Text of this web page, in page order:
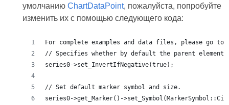
умолчанию ChartDataPoint, пожалуйста, попробуйте
изменить их с помощью следующего кода:
For complete examples and data files, please go to
// Specifies whether by default the parent
series0->set_InvertIfNegative(true);
// Set default marker symbol and size.
series0->get_Marker()-